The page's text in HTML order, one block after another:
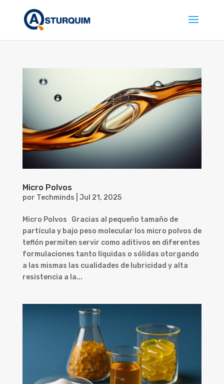
Micro Polvos
por Techminds Jul 21, 2025
Micro Polvos Gracias al pequeño tamaño de
partícula y bajo peso molecular los micro polvos de
teflón permiten servir como aditivos en diferentes
formulaciones tanto líquidas o sólidas otorgando
a las mismas las cualidades de lubricidad y alta
resistencia a la...